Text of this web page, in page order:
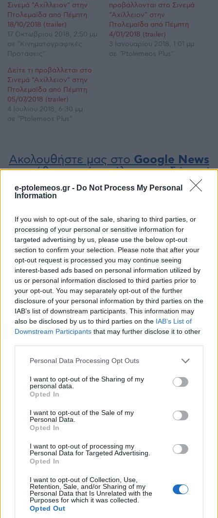
e-ptolemeos.gr - Do Not Process My Personal
Information
If you wish to opt-out of the sale, sharing to third parties, or
processing of your personal or sensitive information for
targeted advertising by us, please use the below opt-out
section to confirm your selection. Please note that after your
opt-out request is processed you may continue seeing
interest-based ads based on personal information utilized by
us or personal information disclosed to third parties prior to
your opt-out. You may separately opt-out of the further
disclosure of your personal information by third parties on the
IAB’s list of downstream participants. This information may
also be disclosed by us to third parties on the IAB’s List of
Downstream Participants that may further disclose it to other
Please note that this website/app uses one or more Google
not limited to your visit or usage behaviour. You may click to
grant or deny consent to Google and its third-party tags to
use your data for below specified purposes in below Google
consent section.
Personal Data Processing Opt Outs
I want to opt-out of the Sharing of my
personal data.
Opted In
I want to opt-out of the Sale of my
Personal Data.
Opted In
I want to opt-out of processing my
Personal Data for Targeted Advertising.
Opted In
I want to opt-out of Collection, Use,
Retention, Sale, and/or Sharing of my
Personal Data that Is Unrelated with the
Purposes for which it was collected.
Opted Out
Σινεμά “Αχίλλειον” στην
Πτολεμαΐδα από Πέμπτη
18/10/2018 (trailer)
17 Οκτωβρίου 2018, 2:50 μμ
σε "Κινηματογραφικές
Προτάσεις"
προβάλλονται στο Σινεμά
“Αχίλλειον” στην
Πτολεμαΐδα από Πέμπτη
4/01/2018 (trailer)
3 Ιανουαρίου 2018, 1:01 μμ
σε "Ptolemeos Plus"
Δείτε τι προβάλλεται στο
Σινεμά “Αχίλλειον” στην
Πτολεμαΐδα από Πέμπτη
05/07/2018 (trailer)
4 Ιουλίου 2018, 6:30 μμ
σε "Ptolemeos Plus"
Ακολουθήστε μας στο Google News
και μάθετε πρώτοι όλες τις ειδήσεις!